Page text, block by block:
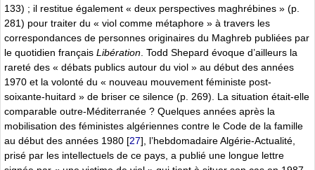
133) ; il restitue également « deux perspectives maghrébines » (p.
281) pour traiter du « viol comme métaphore » à travers les
correspondances de personnes originaires du Maghreb publiées par
le quotidien français Libération . Todd Shepard évoque d’ailleurs la
rareté des « débats publics autour du viol » au début des années
1970 et la volonté du « nouveau mouvement féministe post-
soixante-huitard » de briser ce silence (p. 269). La situation était-elle
comparable outre-Méditerranée ? Quelques années après la
mobilisation des féministes algériennes contre le Code de la famille
au début des années 1980 [27] , l’hebdomadaire Algérie-Actualité,
prisé par les intellectuels de ce pays, a publié une longue lettre